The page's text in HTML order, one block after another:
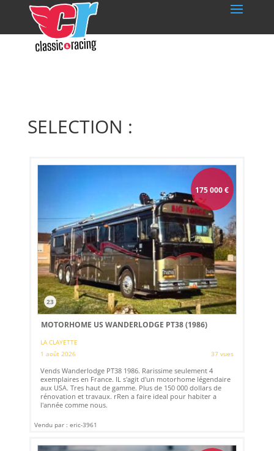
SELECTION :
175 000€
23
MOTORHOME US WANDERLODGE PT38 (1986)
LA CLAYETTE
1 août 2026
37 vues
Vends Wanderlodge PT38 1986. Rarissime seulement 4
exemplaires en France. IL s'agit d'un motorhome légendaire
aux USA. Tres haut de gamme. Plus de 150 000 dollars de
rénovation et travaux. rRen a faire ideal pour habiter a
l'année comme nous.
Vendu par : eric-3961